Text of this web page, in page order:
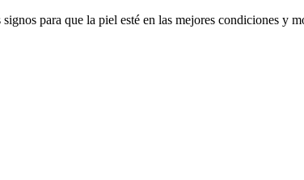
para que la piel esté en las mejores condiciones y